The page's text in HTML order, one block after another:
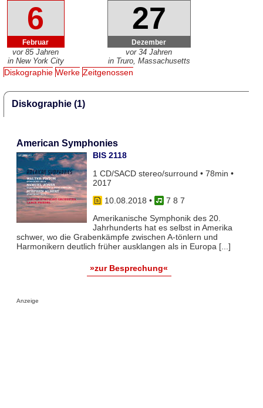
6
Februar
vor 85 Jahren
in New York City
27
Dezember
vor 34 Jahren
in Truro, Massachusetts
Diskographie Werke Zeitgenossen
Diskographie (1)
American Symphonies
BIS 2118
1 CD/SACD stereo/surround • 78min •
2017
10.08.2018 •
7 8 7
Amerikanische Symphonik des 20.
Jahrhunderts hat es selbst in Amerika
schwer, wo die Grabenkämpfe zwischen A-tönlern und
Harmonikern deutlich früher ausklangen als in Europa [...]
»zur Besprechung«
Anzeige